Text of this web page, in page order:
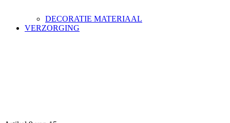
DECORATIE MATERIAAL
VERZORGING